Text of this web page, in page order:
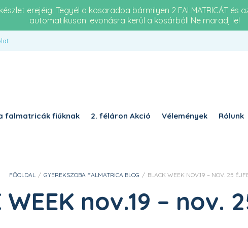
erejéig! Tegyél a kosaradba bármilyen 2 FALMATRICÁT és
automatikusan levonásra kerül a kosárból! Ne maradj le!
falmatricák fiúknak 2. féláron Akció Vélemények Rólunk
FŐOLDAL / GYEREKSZOBA FALMATRICA BLOG / BLACK WEEK NOV.19 – NOV. 25
WEEK nov.19 – nov.